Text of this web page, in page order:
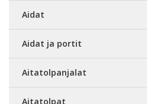
Aidat
Aidat ja portit
Aitatolpanjalat
Aitatolpat